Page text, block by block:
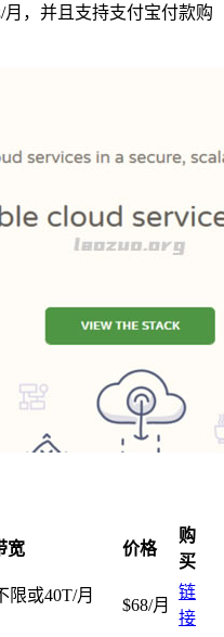
，并且支持支付宝付款购
宽 价格
购
买
限或40T/月
$68/月
链
接